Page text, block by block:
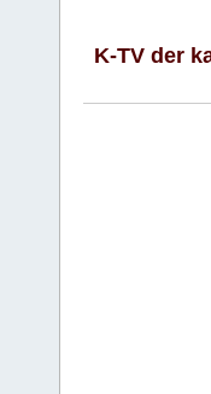
K-TV der